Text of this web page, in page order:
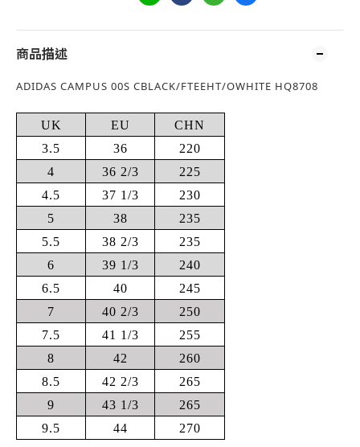
商品描述
ADIDAS CAMPUS 00S CBLACK/FTEEHT/OWHITE HQ8708
UK EU
CHN
3.5
36
220
4
36 2/3
225
4.5
37 1/3
230
5
38
235
5.5
38 2/3
235
6
39 1/3
240
6.5
40
245
7
40 2/3
250
7.5
41 1/3
255
8
42
260
8.5
42 2/3
265
9
43 1/3
265
9.5
44 270